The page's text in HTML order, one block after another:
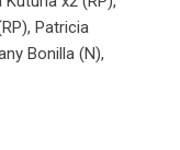
Patricia
Bonilla (N),